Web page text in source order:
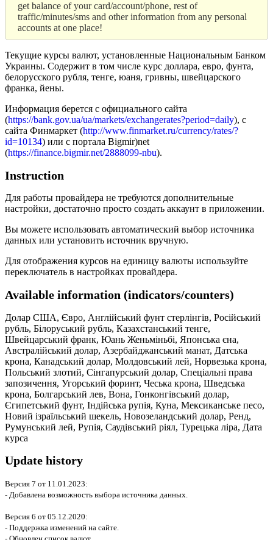
get balance of your card/account/phone, rest of
traffic/minutes/sms and other information from any personal
accounts at one place!
Текущие курсы валют, установленные Национальным Банком
Украины. Содержит в том числе курс доллара, евро, фунта,
белорусского рубля, тенге, юаня, гривны, швейцарского
франка, йены.
Информация берется с официального сайта
(https://bank.gov.ua/ua/markets/exchangerates?period=daily), с
сайта Финмаркет (http://www.finmarket.ru/currency/rates/?
id=10134) или с портала Bigmir)net
(https://finance.bigmir.net/2888099-nbu).
Instruction
Для работы провайдера не требуются дополнительные
настройки, достаточно просто создать аккаунт в приложении.
Вы можете использовать автоматический выбор источника
данных или установить источник вручную.
Для отображения курсов на единицу валюты используйте
переключатель в настройках провайдера.
Available information (indicators/counters)
Долар США, Євро, Англійський фунт стерлінгів, Російський
рубль, Бiлоруський рубль, Казахстанський тенге,
Швейцарський франк, Юань Женьмiньбi, Японська єна,
Австралійський долар, Азербайджанський манат, Датська
крона, Канадський долар, Молдовський лей, Норвезька крона,
Польський злотий, Сінгапурський долар, Спецiальнi права
запозичення, Угорський форинт, Чеська крона, Шведська
крона, Болгарський лев, Вона, Гонконгівський долар,
Єгипетський фунт, Індійська рупія, Куна, Мексиканське песо,
Новий ізраїльський шекель, Новозеландський долар, Ренд,
Румунський лей, Рупія, Саудівський ріял, Турецька ліра, Дата
курса
Update history
Версия 7 от 11.01.2023:
- Добавлена возможность выбора источника данных.
Версия 6 от 05.12.2020:
- Поддержка изменений на сайте.